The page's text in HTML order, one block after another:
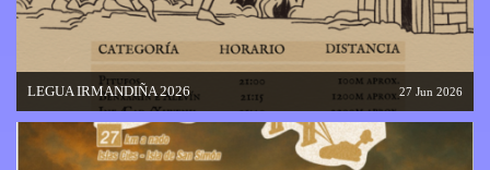
LEGUA IRMANDIÑA 2026 27 Jun 2026